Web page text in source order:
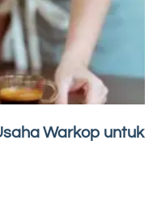
Warkop untuk